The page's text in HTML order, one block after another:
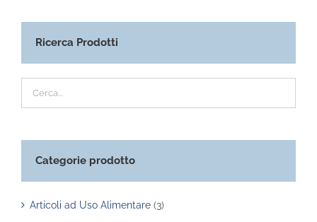
Ricerca Prodotti
Categorie prodotto
Articoli ad Uso Alimentare (3)